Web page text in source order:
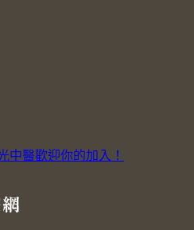
中醫歡迎你的加入！